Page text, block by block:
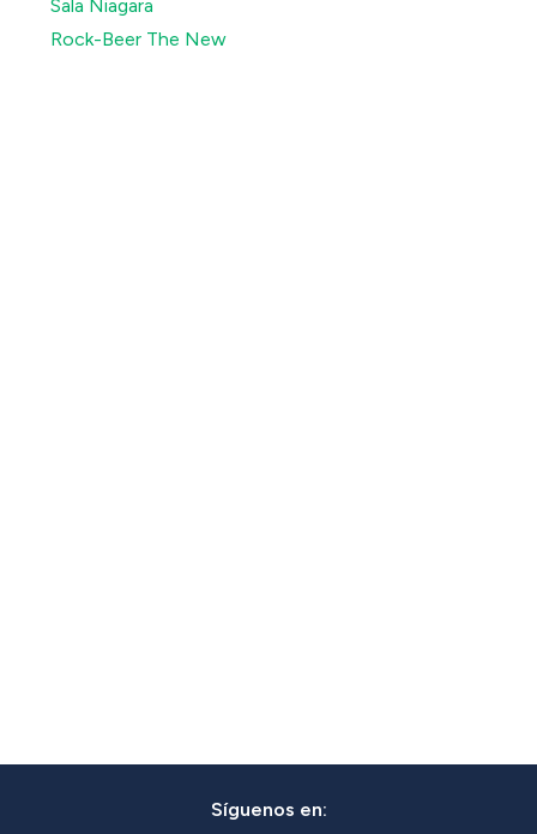
Sala Niagara
Rock-Beer The New
Síguenos en: